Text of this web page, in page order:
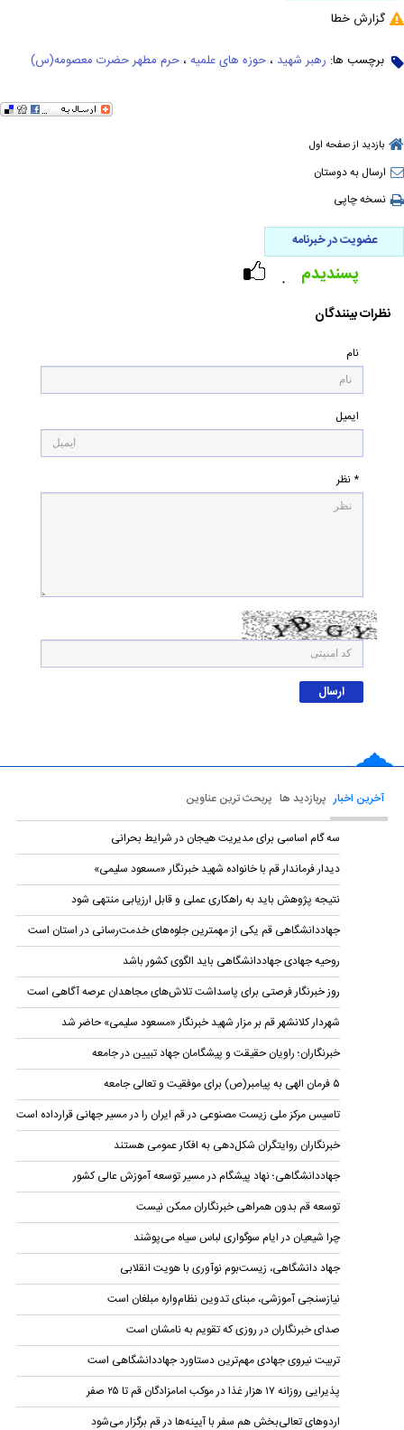
گزارش خطا
برچسب ها: رهبر شهید ، حوزه های علمیه ، حرم مطهر حضرت معصومه(س)
بازدید از صفحه اول
ارسال به دوستان
نسخه چاپی
عضویت در خبرنامه
۰ پسندیدم
نظرات بینندگان
نام
ایمیل
* نظر
آخرین اخبار پربازدید ها پربحث ترین عناوین
سه گام اساسی برای مدیریت هیجان در شرایط بحرانی
دیدار فرماندار قم با خانواده شهید خبرنگار «مسعود سلیمی»
نتیجه پژوهش باید به راهکاری عملی و قابل ارزیابی منتهی شود
جهاددانشگاهی قم یکی از مهمترین جلوه‌های خدمت‌رسانی در استان است
روحیه جهادی جهاددانشگاهی باید الگوی کشور باشد
روز خبرنگار فرصتی برای پاسداشت تلاش‌های مجاهدان عرصه آگاهی است
شهردار کلانشهر قم بر مزار شهید خبرنگار «مسعود سلیمی» حاضر شد
خبرنگاران؛ راویان حقیقت و پیشگامان جهاد تبیین در جامعه
۵ فرمان الهی به پیامبر(ص) برای موفقیت و تعالی جامعه
تاسیس مرکز ملی زیست مصنوعی در قم ایران را در مسیر جهانی قرارداده است
خبرنگاران روایتگران شکل‌دهی به افکار عمومی هستند
جهاد‌دانشگاهی؛ نهاد پیشگام در مسیر توسعه آموزش عالی کشور
توسعه قم بدون همراهی خبرنگاران ممکن نیست
چرا شیعیان در ایام سوگواری لباس سیاه می‌پوشند
جهاد دانشگاهی، زیست‌بوم نوآوری با هویت انقلابی
نیازسنجی آموزشی، مبنای تدوین نظام‌واره مبلغان است
صدای خبرنگاران در روزی که تقویم به نامشان است
تربیت نیروی جهادی مهم‌ترین دستاورد جهاد‌دانشگاهی است
پذیرایی روزانه ۱۷ هزار غذا در موکب امامزادگان قم تا ۲۵ صفر
اردو‌های تعالی‌بخش هم سفر با آیینه‌ها در قم برگزار می‌شود